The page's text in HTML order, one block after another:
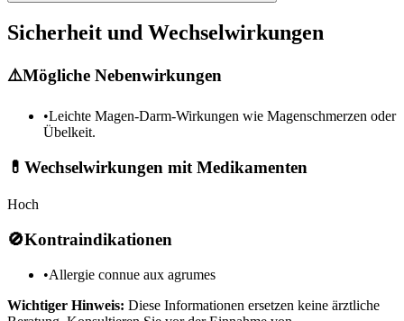
Sicherheit und Wechselwirkungen
⚠️Mögliche Nebenwirkungen
•Leichte Magen-Darm-Wirkungen wie Magenschmerzen oder
Übelkeit.
💊 Wechselwirkungen mit Medikamenten
Hoch
🚫Kontraindikationen
•Allergie connue aux agrumes
Wichtiger Hinweis: Diese Informationen ersetzen keine ärztliche